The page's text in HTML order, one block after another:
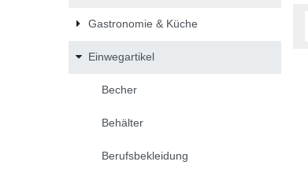
Gastronomie & Küche
Einwegartikel
Becher
Behälter
Berufsbekleidung